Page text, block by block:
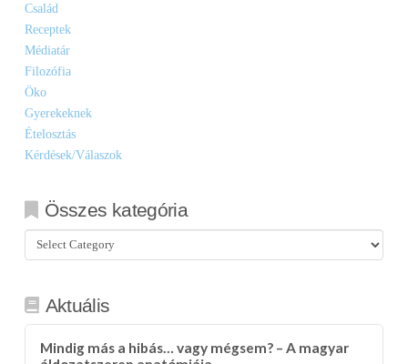
Család
Receptek
Médiatár
Filozófia
Öko
Gyerekeknek
Ételosztás
Kérdések/Válaszok
Összes kategória
Összes
kategória
Aktuális
Mindig más a hibás… vagy mégsem? – A magyar